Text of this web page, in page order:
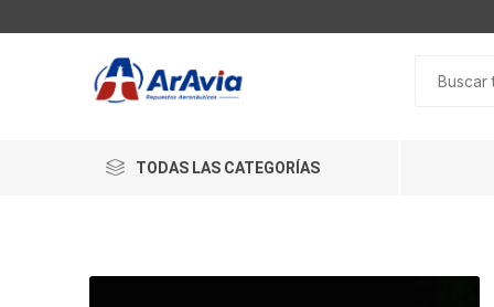
TODAS LAS CATEGORÍAS